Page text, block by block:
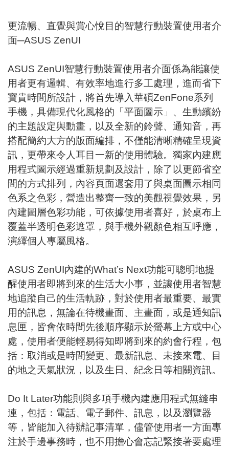
更流暢、直覺與賞心悅目的智慧行動裝置使用者介
面─ASUS ZenUI
ASUS ZenUI智慧行動裝置使用者介面係為能讓使
用者更有邏輯、有效率地進行多工處理，進而省下
寶貴時間所設計，將首先導入華碩ZenFone系列
手機，具備現代化風格的「平面圖示」、生動繽紛
的主題設定與動畫，以及全新的鈴聲、通知音，再
搭配簡約大方的版面編排，不僅能清晰精確呈現資
訊，更帶來令人耳目一新的使用體驗。獨家內建應
用程式圖示經過重新規劃及設計，除了以更節省空
間的方式排列，內容頁面還套用了與桌面圖示相同
色系之色彩，營造出整齊一致的美觀視覺效果，另
內建圖層色彩功能，可依據使用者喜好，於桌布上
覆蓋半透明色彩遮罩，與手機外觀顏色相互呼應，
演繹個人專屬風格。
ASUS ZenUI內建的What’s Next功能可聰明地提
醒使用者即將到來的生活大小事，並讓使用者智慧
地追蹤自己的生活軌跡，對於使用者最重要、最實
用的訊息，無論在待機畫面、主畫面，或是通知訊
息匣，皆會依時間先後順序顯示於螢幕上方或中心
處，使用者便能輕易得知即將到來的約會行程，包
括：取消或是時間變更、最新訊息、未接來電、目
的地之天氣狀況，以及生日、紀念日等相關資訊。
Do It Later功能則與多項手機內建應用程式無縫串
連，包括：電話、電子郵件、訊息，以及瀏覽器
等，皆能加入待辦記事清單，儘管使用者一方面專
注於手邊事務時，也不用擔心會忘記緊接著要處理